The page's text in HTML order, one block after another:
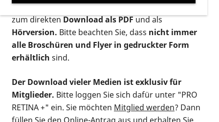
postalischen Bestellung als gedruckte Variante
zum direktenDownload als PDFund als
Hörversion. Bitte beachten Sie, dass nicht immer
alle Broschüren und Flyer in gedruckter Form
erhältlich sind.
Der Download vieler Medien ist exklusiv für
Mitglieder. Bitte loggen Sie sich dafür unter "PRO
RETINA +" ein. Sie möchten Mitglied werden? Dann